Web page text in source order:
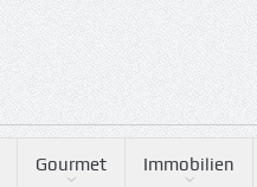
Gourmet Immobilien